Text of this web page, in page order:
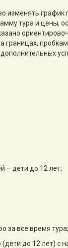
изменять
тура и цены,
границах,
– дети до 12 лет;
за все время тура;
(дети до 12 лет)